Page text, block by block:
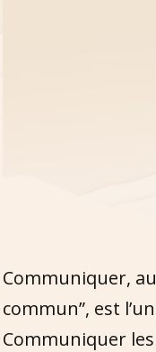
Communiquer,
commun”, est
Communiquer